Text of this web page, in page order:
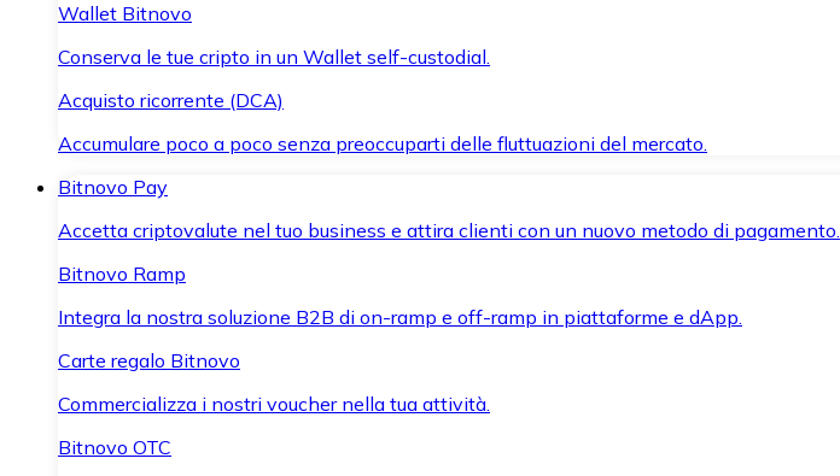
Wallet Bitnovo
Conserva le tue cripto in un Wallet self-custodial.
Acquisto ricorrente (DCA)
Accumulare poco a poco senza preoccuparti delle fluttuazioni del mercato.
Bitnovo Pay
Accetta criptovalute nel tuo business e attira clienti con un nuovo metodo di pagamento.
Bitnovo Ramp
Integra la nostra soluzione B2B di on-ramp e off-ramp in piattaforme e dApp.
Carte regalo Bitnovo
Commercializza i nostri voucher nella tua attività.
Bitnovo OTC